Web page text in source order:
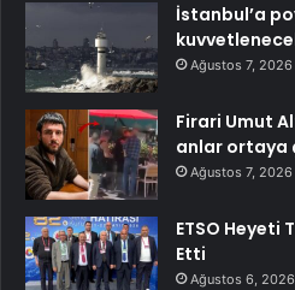
İstanbul’a
Ağustos 7, 2026
Firari Umut
anlar ortaya
Ağustos 7, 2026
ETSO Heyeti
Etti
Ağustos 6, 2026